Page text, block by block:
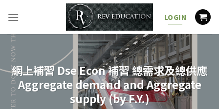
to
LOGIN
網上補習 Dse Econ 補習 總需求及總供應
Aggregate demand and Aggregate
supply (by F.Y.)